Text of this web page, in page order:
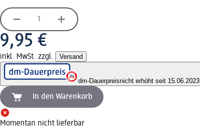
9,95 €
inkl. MwSt. zzgl. Versand
dm-Dauerpreisnicht erhöht seit 15.06.2023
In den Warenkorb
Momentan nicht lieferbar